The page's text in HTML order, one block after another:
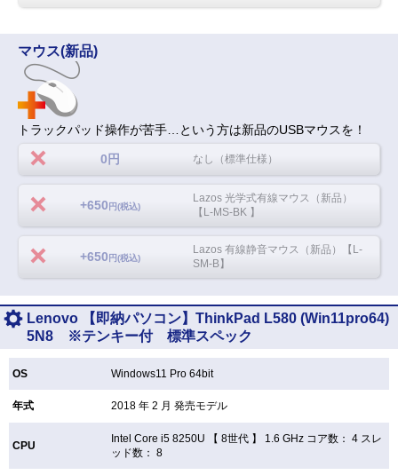
マウス(新品)
トラックパッド操作が苦手…という方は新品のUSBマウスを！
0円 なし（標準仕様）
+650 円(税込)
Lazos 光学式有線マウス（新品）
【L-MS-BK 】
+650 円(税込)
Lazos 有線静音マウス（新品）【L-
SM-B】
Lenovo 【即納パソコン】ThinkPad L580 (Win11pro64)
5N8 ※テンキー付 標準スペック
OS Windows11 Pro 64bit
年式 2018 年 2 月 発売モデル
CPU
Intel Core i5 8250U 【8世代 】 1.6 GHz コア数： 4 スレ
ッド数： 8